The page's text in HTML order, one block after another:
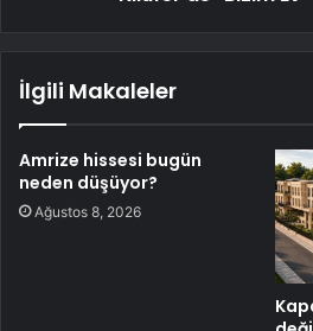
İlgili Makaleler
Amrize hissesi bugün
neden düşüyor?
Ağustos 8, 2026